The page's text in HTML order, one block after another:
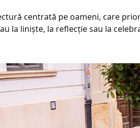
centrată pe oameni, care
la liniște, la reflecție sau la